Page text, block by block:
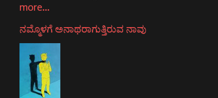
more…
ನಮ್ಮೊಳಗೆ ಅನಾಥರಾಗುತ್ತಿರುವ ನಾವು